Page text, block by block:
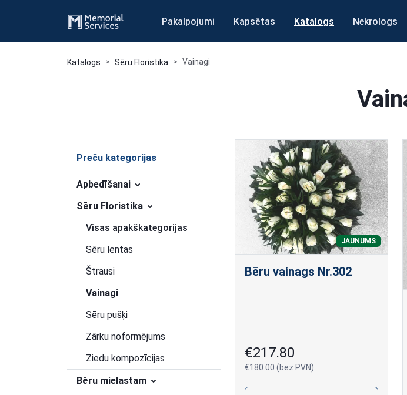
Pakalpojumi Kapsētas Katalogs Nekrologs
Katalogs Sēru Floristika Vainagi
max.marketplace.skip_to_products
Preču kategorijas
Apbedīšanai
Sēru Floristika
Visas apakškategorijas
Sēru lentas
Štrausi
Vainagi
Sēru pušķi
Zārku noformējums
Ziedu kompozīcijas
Bēru mielastam
JAUNUMS
Bēru vainags Nr.302
€217.80
€180.00 (bez PVN)